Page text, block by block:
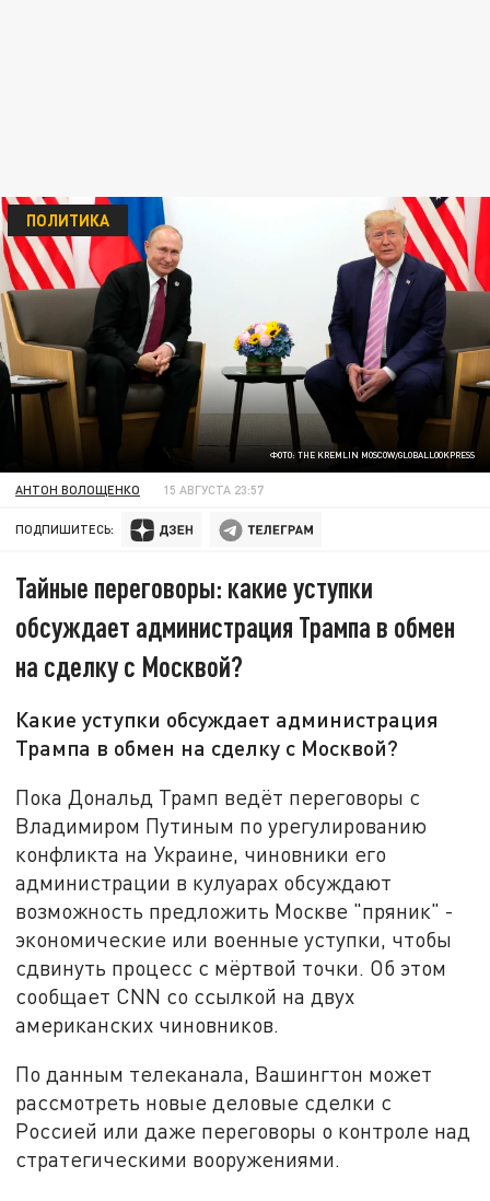
ФОТО: THE KREMLIN MOSCOW/GLOBALLOOKPRESS
ПОЛИТИКА
АНТОН ВОЛОЩЕНКО 15 АВГУСТА 23:57
ПОДПИШИТЕСЬ:
Тайные переговоры: какие уступки
обсуждает администрация Трампа в обмен
на сделку с Москвой?
Какие уступки обсуждает администрация
Трампа в обмен на сделку с Москвой?
Пока Дональд Трамп ведёт переговоры с
Владимиром Путиным по урегулированию
конфликта на Украине, чиновники его
администрации в кулуарах обсуждают
возможность предложить Москве "пряник" -
экономические или военные уступки, чтобы
сдвинуть процесс с мёртвой точки. Об этом
сообщает CNN со ссылкой на двух
американских чиновников.
По данным телеканала, Вашингтон может
рассмотреть новые деловые сделки с
Россией или даже переговоры о контроле над
стратегическими вооружениями.